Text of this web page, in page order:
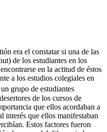
era el constatar si una de las
de los estudiantes en los
en la actitud de éstos
a los estudios colegiales en
grupo de estudiantes
de los cursos de
que ellos acordaban a
interés que ellos manifestaban
Estos factores fueron